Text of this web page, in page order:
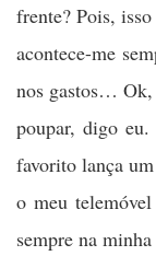
frente? Pois, isso
acontece-me
nos gastos… Ok,
poupar, digo
favorito lança
o meu
sempre na